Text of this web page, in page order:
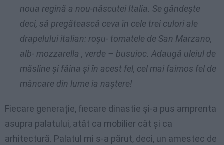
noua regină a nou-născutei Italia. Se gândeşte
deci, să pregătească ceva în cele trei culori ale
drapelului italian: roşu- tomatele de San Marzano,
alb- mozzarella , verde – busuioc. Adaugă uleiul de
măsline și făina şi în acest fel, cel mai faimos fel de
mâncare din lume ia naştere!
Fiecare generație, fiecare dinastie şi-a pus amprenta
asupra palatului, atât ca mobilier cât şi ca
arhitectură. Palatul mi s-a părut, deci, un amestec de